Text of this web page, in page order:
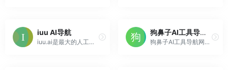
iuu AI导航
iuu.ai是最大的人工智能工具和人工智能模型目录。拥有超过6500个人工智能网站和人工智能模型信息。人工智能工具目录和人工智能模型目录信息由ChatGPT自动更新。
狗鼻子AI工具导航网
狗鼻子AI工具导航网是您的专属AI工具箱，提供一站式的AI工具导航服务。在这里，您可以轻松探索、比较并选择最适合您需求的AI工具，助力您的工作和生活更加智能高效。我们的平台汇聚了众多优质的AI工具资源，让您的AI之旅更加顺畅无忧。